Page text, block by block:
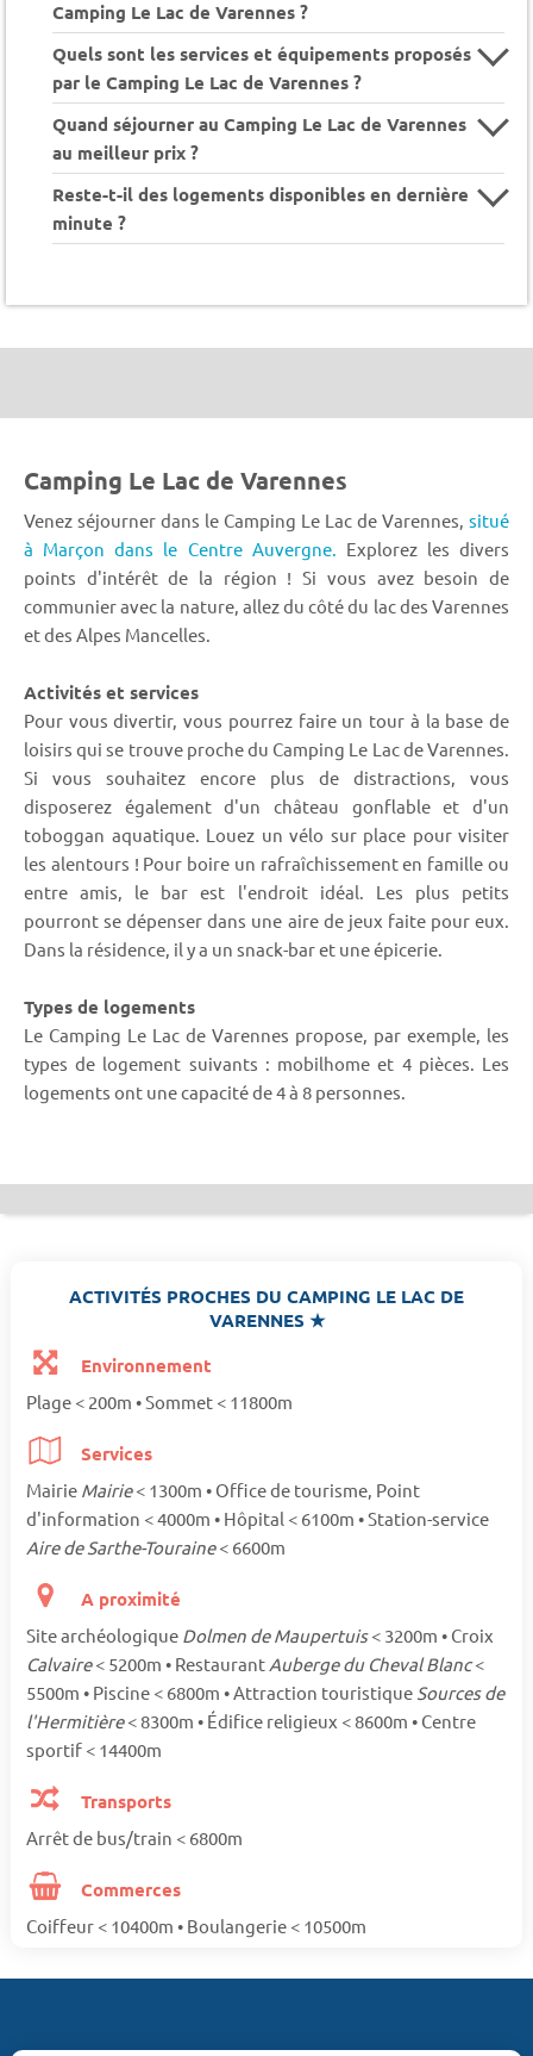
Camping Le Lac de Varennes ?
Quels sont les services et équipements proposés
par le Camping Le Lac de Varennes ?
Quand séjourner au Camping Le Lac de Varennes
au meilleur prix ?
Reste-t-il des logements disponibles en dernière
minute ?
Camping Le Lac de Varennes
Venez séjourner dans le Camping Le Lac de Varennes, situé
à Marçon dans le Centre Auvergne. Explorez les divers
points d'intérêt de la région ! Si vous avez besoin de
communier avec la nature, allez du côté du lac des Varennes
et des Alpes Mancelles.
Activités et services
Pour vous divertir, vous pourrez faire un tour à la base de
loisirs qui se trouve proche du Camping Le Lac de Varennes.
Si vous souhaitez encore plus de distractions, vous
disposerez également d'un château gonflable et d'un
toboggan aquatique. Louez un vélo sur place pour visiter
les alentours ! Pour boire un rafraîchissement en famille ou
entre amis, le bar est l'endroit idéal. Les plus petits
pourront se dépenser dans une aire de jeux faite pour eux.
Dans la résidence, il y a un snack-bar et une épicerie.
Types de logements
Le Camping Le Lac de Varennes propose, par exemple, les
types de logement suivants : mobilhome et 4 pièces. Les
logements ont une capacité de 4 à 8 personnes.
ACTIVITÉS PROCHES DU CAMPING LE LAC DE
VARENNES ★
Environnement
Plage < 200m • Sommet < 11800m
Services
Mairie Mairie< 1300m • Office de tourisme, Point
d'information < 4000m • Hôpital < 6100m • Station-service
Aire de Sarthe-Touraine< 6600m
A proximité
Site archéologique Dolmen de Maupertuis< 3200m • Croix
Calvaire< 5200m • Restaurant Auberge du Cheval Blanc<
5500m • Piscine < 6800m • Attraction touristique Sources de
l'Hermitière< 8300m • Édifice religieux < 8600m • Centre
sportif < 14400m
Transports
Arrêt de bus/train < 6800m
Commerces
Coiffeur < 10400m • Boulangerie < 10500m